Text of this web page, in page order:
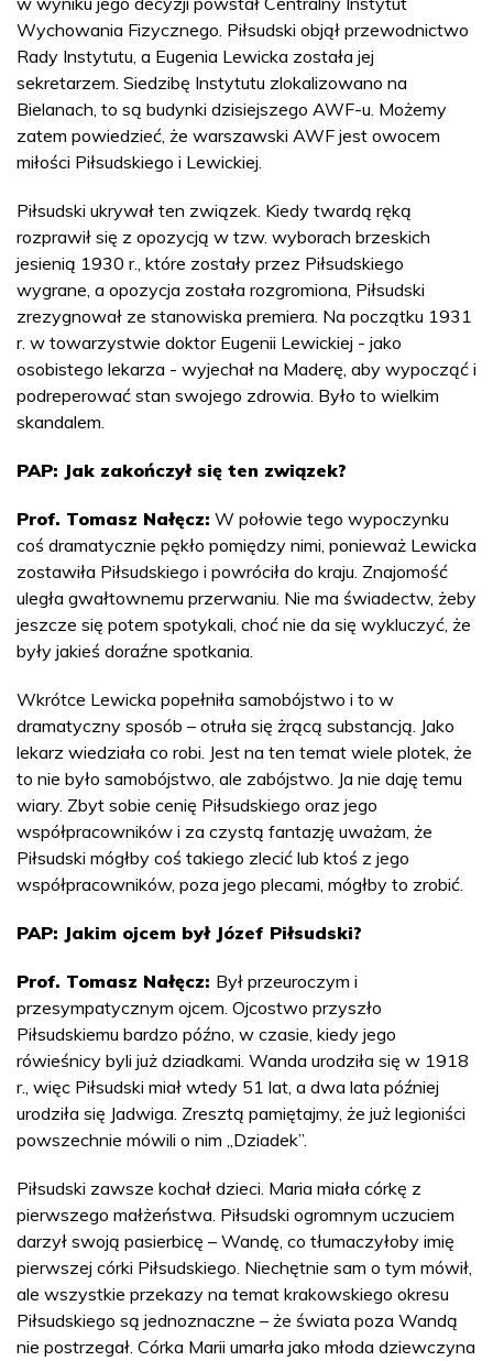
Wychowania Fizycznego. Piłsudski objął przewodnictwo
Rady Instytutu, a Eugenia Lewicka została jej
sekretarzem. Siedzibę Instytutu zlokalizowano na
Bielanach, to są budynki dzisiejszego AWF-u. Możemy
zatem powiedzieć, że warszawski AWF jest owocem
miłości Piłsudskiego i Lewickiej.
Piłsudski ukrywał ten związek. Kiedy twardą ręką
rozprawił się z opozycją w tzw. wyborach brzeskich
jesienią 1930 r., które zostały przez Piłsudskiego
wygrane, a opozycja została rozgromiona, Piłsudski
zrezygnował ze stanowiska premiera. Na początku 1931
r. w towarzystwie doktor Eugenii Lewickiej - jako
osobistego lekarza - wyjechał na Maderę, aby wypocząć i
podreperować stan swojego zdrowia. Było to wielkim
skandalem.
PAP: Jak zakończył się ten związek?
Prof. Tomasz Nałęcz: W połowie tego wypoczynku
coś dramatycznie pękło pomiędzy nimi, ponieważ Lewicka
zostawiła Piłsudskiego i powróciła do kraju. Znajomość
uległa gwałtownemu przerwaniu. Nie ma świadectw, żeby
jeszcze się potem spotykali, choć nie da się wykluczyć, że
były jakieś doraźne spotkania.
Wkrótce Lewicka popełniła samobójstwo i to w
dramatyczny sposób – otruła się żrącą substancją. Jako
lekarz wiedziała co robi. Jest na ten temat wiele plotek, że
to nie było samobójstwo, ale zabójstwo. Ja nie daję temu
wiary. Zbyt sobie cenię Piłsudskiego oraz jego
współpracowników i za czystą fantazję uważam, że
Piłsudski mógłby coś takiego zlecić lub ktoś z jego
współpracowników, poza jego plecami, mógłby to zrobić.
PAP: Jakim ojcem był Józef Piłsudski?
Prof. Tomasz Nałęcz: Był przeuroczym i
przesympatycznym ojcem. Ojcostwo przyszło
Piłsudskiemu bardzo późno, w czasie, kiedy jego
rówieśnicy byli już dziadkami. Wanda urodziła się w 1918
r., więc Piłsudski miał wtedy 51 lat, a dwa lata później
urodziła się Jadwiga. Zresztą pamiętajmy, że już legioniści
powszechnie mówili o nim „Dziadek”.
Piłsudski zawsze kochał dzieci. Maria miała córkę z
pierwszego małżeństwa. Piłsudski ogromnym uczuciem
darzył swoją pasierbicę – Wandę, co tłumaczyłoby imię
pierwszej córki Piłsudskiego. Niechętnie sam o tym mówił,
ale wszystkie przekazy na temat krakowskiego okresu
Piłsudskiego są jednoznaczne – że świata poza Wandą
nie postrzegał. Córka Marii umarła jako młoda dziewczyna